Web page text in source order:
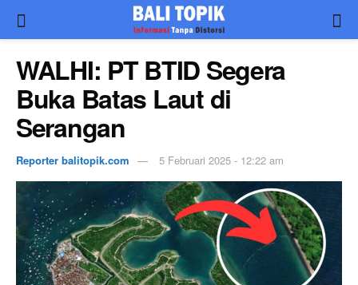
WALHI: PT BTID Segera
Buka Batas Laut di
Serangan
Reporter balitopik.com 5 Februari 2025 - 12:22 am